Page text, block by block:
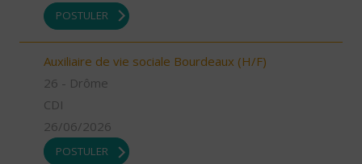
POSTULER
Auxiliaire de vie sociale Bourdeaux (H/F)
26 - Drôme
CDI
26/06/2026
POSTULER